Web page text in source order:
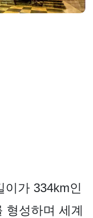
이가 334km인
형성하며 세계